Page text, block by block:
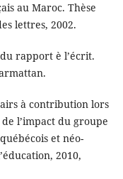
au Maroc. Thèse
lettres, 2002.
rapport è l’écrit.
à contribution lors
l’impact du groupe
et néo-
2010,